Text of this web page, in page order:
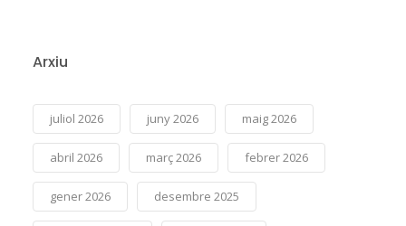
Arxiu
juliol 2026 juny 2026 maig 2026
abril 2026 març 2026 febrer 2026
gener 2026 desembre 2025